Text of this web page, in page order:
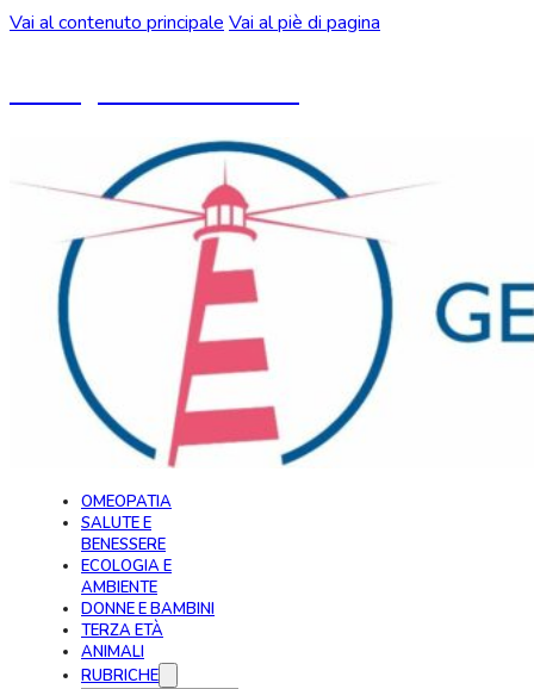
Vai al contenuto principale Vai al piè di pagina
OMEOPATIA
SALUTE E
BENESSERE
ECOLOGIA E
AMBIENTE
DONNE E BAMBINI
TERZA ETÀ
ANIMALI
RUBRICHE